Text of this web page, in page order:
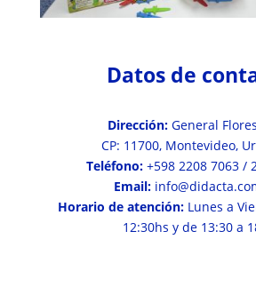
Datos de
Dirección: General
CP: 11700, Montevideo,
Teléfono: +598 2208 7063 /
Email:
Horario de atención: Lunes a
12:30hs y de 13:30 a